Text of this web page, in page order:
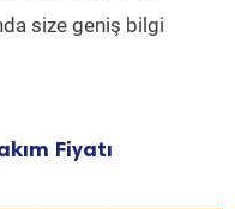
size geniş bilgi
Fiyatı